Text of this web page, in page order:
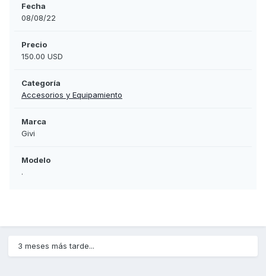
Fecha
08/08/22
Precio
150.00 USD
Categoría
Accesorios y Equipamiento
Marca
Givi
Modelo
.
3 meses más tarde...